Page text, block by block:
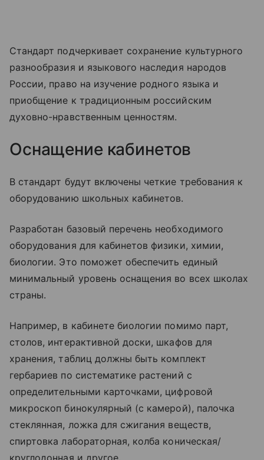
Стандарт подчеркивает сохранение культурного
разнообразия и языкового наследия народов
России, право на изучение родного языка и
приобщение к традиционным российским
духовно-нравственным ценностям.
Оснащение кабинетов
В стандарт будут включены четкие требования к
оборудованию школьных кабинетов.
Разработан базовый перечень необходимого
оборудования для кабинетов физики, химии,
биологии. Это поможет обеспечить единый
минимальный уровень оснащения во всех школах
страны.
Например, в кабинете биологии помимо парт,
столов, интерактивной доски, шкафов для
хранения, таблиц должны быть комплект
гербариев по систематике растений с
определительными карточками, цифровой
микроскоп бинокулярный (с камерой), палочка
стеклянная, ложка для сжигания веществ,
спиртовка лабораторная, колба коническая/
круглодонная и другое.